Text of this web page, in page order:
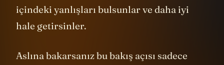
içindeki yanlışları bulsunlar ve daha iyi
hale getirsinler.
Aslına bakarsanız bu bakış açısı sadece